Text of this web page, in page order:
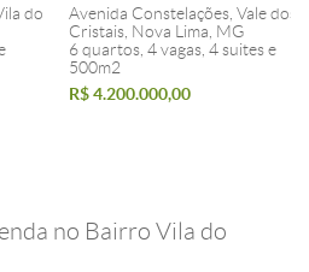
do
Avenida Constelações, Vale dos
Cristais, Nova Lima, MG
6 quartos, 4 vagas, 4 suites e
500m2
R$ 4.200.000,00
no Bairro Vila do